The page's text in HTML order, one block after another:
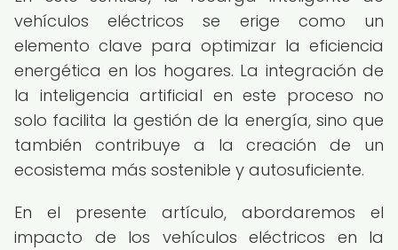
vehículos eléctricos se erige como un
elemento clave para optimizar la eficiencia
energética en los hogares. La integración de
la inteligencia artificial en este proceso no
solo facilita la gestión de la energía, sino que
también contribuye a la creación de un
ecosistema más sostenible y autosuficiente.
En el presente artículo, abordaremos el
impacto de los vehículos eléctricos en la